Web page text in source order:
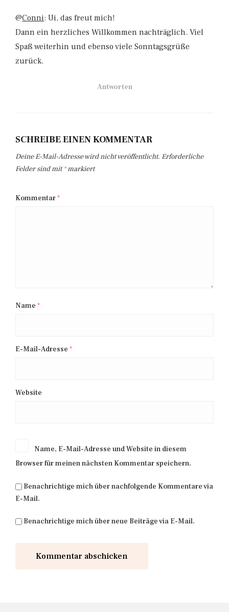
@Conni: Ui, das freut mich!
Dann ein herzliches Willkommen nachträglich. Viel
Spaß weiterhin und ebenso viele Sonntagsgrüße
zurück.
Antworten
SCHREIBE EINEN KOMMENTAR
Deine E-Mail-Adresse wird nicht veröffentlicht. Erforderliche
Felder sind mit*markiert
Kommentar*
Name *
E-Mail-Adresse *
Website
Name, E-Mail-Adresse und Website in diesem
Browser für meinen nächsten Kommentar speichern.
Benachrichtige mich über nachfolgende Kommentare via
E-Mail.
Benachrichtige mich über neue Beiträge via E-Mail.